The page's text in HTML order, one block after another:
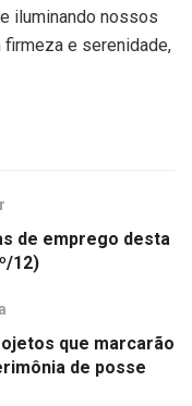
iluminando nossos
e serenidade,
de emprego desta
12)
que marcarão
de posse